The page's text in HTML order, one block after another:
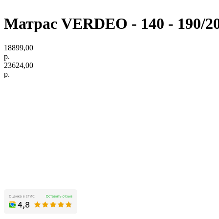
Матрас VERDEO - 140 - 190/
18899,00
р.
23624,00
р.